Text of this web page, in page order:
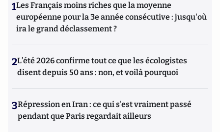
1Les Français moins riches que la moyenne
européenne pour la 3e année consécutive : jusqu'où
ira le grand déclassement ?
2L’été 2026 confirme tout ce que les écologistes
disent depuis 50 ans : non, et voilà pourquoi
3Répression en Iran : ce qui s'est vraiment passé
pendant que Paris regardait ailleurs